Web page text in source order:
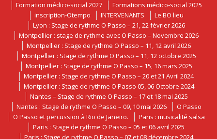
Formation médico-social 2027
Formations médico-social 2025
inscription-Otempo
INTERVENANTS
Le BO lieu
Lyon : Stage de rythme O Passo – 21, 22 février 2026
Montpellier : stage de rythme avec O Passo – Novembre 2026
Montpellier : Stage de rythme O Passo – 11, 12 avril 2026
Montpellier : Stage de rythme O Passo – 11, 12 octobre 2025
Montpellier : Stage de rythme O Passo – 15, 16 mars 2025
Montpellier : Stage de rythme O Passo – 20 et 21 Avril 2024
Montpellier : Stage de rythme O Passo 05, 06 Octobre 2024
Nantes – Stage de rythme O Passo – 17 et 18 mai 2025
Nantes : Stage de rythme O Passo – 09, 10 mai 2026
O Passo
O Passo et percussion à Rio de Janeiro.
Paris : musicalité salsa
Paris : Stage de rythme O Passo – 05 et 06 avril 2025
Paris : Stage de rythme O Passo – 07 et 08 décembre 2024